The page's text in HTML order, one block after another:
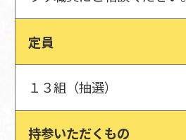
定員
１３組（抽選）
持参いただくもの